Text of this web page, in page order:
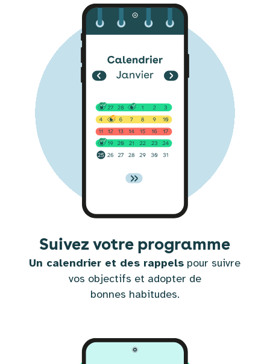
Suivez votre programme
Un calendrier et des rappels pour suivre
vos objectifs et adopter de
bonnes habitudes.